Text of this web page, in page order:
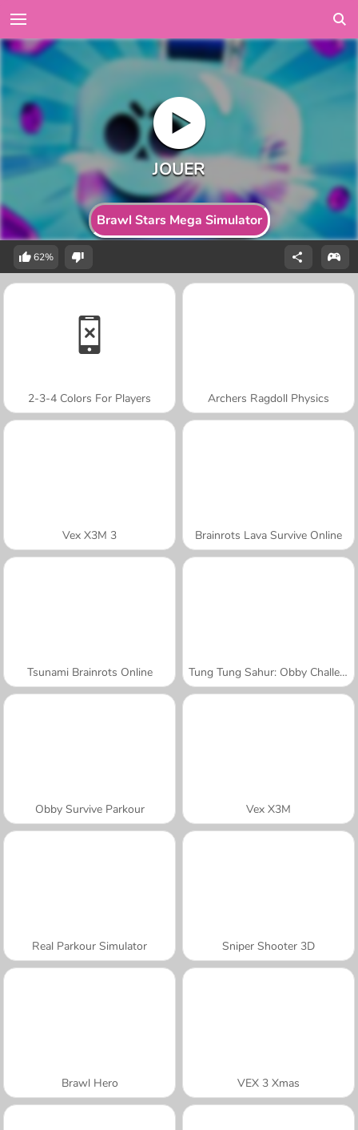
Brawl Stars Mega Simulator
62%
2-3-4 Colors For Players Archers Ragdoll Physics
Vex X3M 3 Brainrots Lava Survive Online
Tsunami Brainrots Online Tung Tung Sahur: Obby Challenge
Obby Survive Parkour Vex X3M
Real Parkour Simulator Sniper Shooter 3D
Brawl Hero VEX 3 Xmas